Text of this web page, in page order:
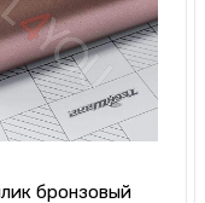
бронзовый